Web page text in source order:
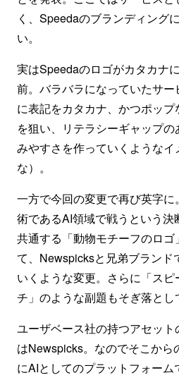
く、Speedaのブランディング
い。
実はSpeedaのロゴがカタカナ
前。バラバラになっていたサ
に表記をカタカナ、かつポッ
を狙い、リテラシーギャップ
みやすさを作っていくようなイ
な）。
一方で今回の変更で再び英字
術であるAI領域で戦うという
共通する「動物モチーフのロ
て、Newspicksと兄弟ブランド
いくような変更。さらに「ス
チ」のような副題もそぎ落とし
ユーザベース社の持つアセッ
はNewspicks。なのでそこから
にAIとしてのプラットフォー